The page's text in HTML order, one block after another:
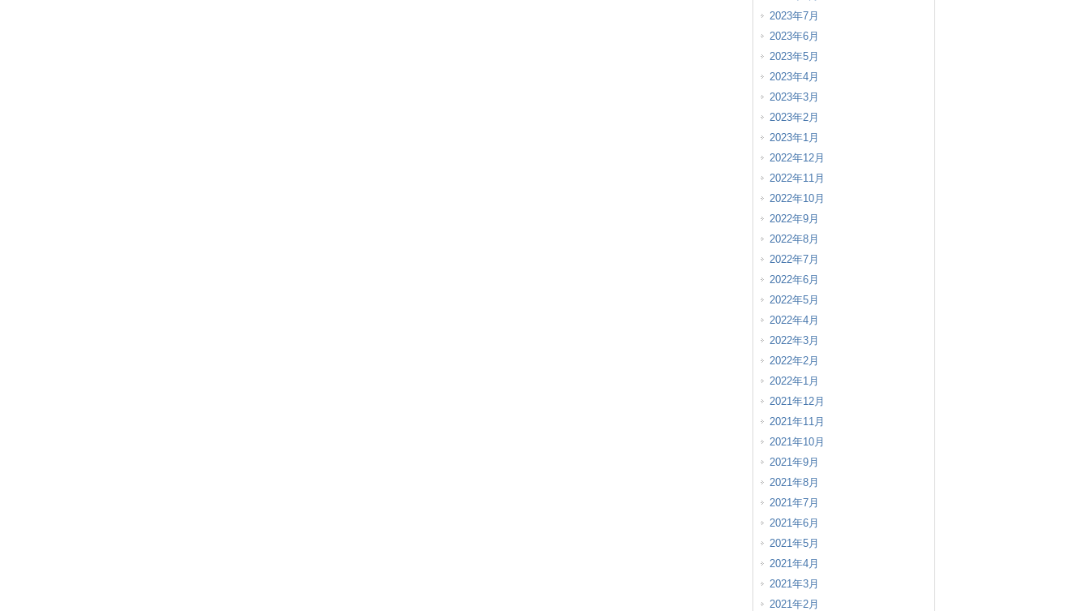
2023年7月
2023年6月
2023年5月
2023年4月
2023年3月
2023年2月
2023年1月
2022年12月
2022年11月
2022年10月
2022年9月
2022年8月
2022年7月
2022年6月
2022年5月
2022年4月
2022年3月
2022年2月
2022年1月
2021年12月
2021年11月
2021年10月
2021年9月
2021年8月
2021年7月
2021年6月
2021年5月
2021年4月
2021年3月
2021年2月